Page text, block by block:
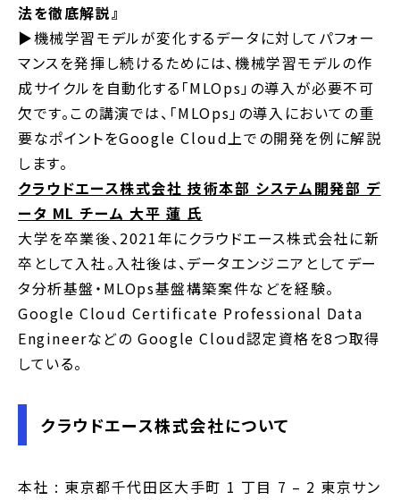
法を徹底解説』
▶︎機械学習モデルが変化するデータに対してパフォー
マンスを発揮し続けるためには、機械学習モデルの作
成サイクルを自動化する「MLOps」の導入が必要不可
欠です。この講演では、「MLOps」の導入においての重
要なポイントをGoogle Cloud上での開発を例に解説
します。
クラウドエース株式会社 技術本部 システム開発部 デ
ータ ML チーム 大平 蓮 氏
大学を卒業後、2021年にクラウドエース株式会社に新
卒として入社。入社後は、データエンジニアとしてデー
タ分析基盤・MLOps基盤構築案件などを経験。
Google Cloud Certificate Professional Data
Engineerなどの Google Cloud認定資格を8つ取得
している。
クラウドエース株式会社について
本社 : 東京都千代田区大手町 1 丁目 7 – 2 東京サン